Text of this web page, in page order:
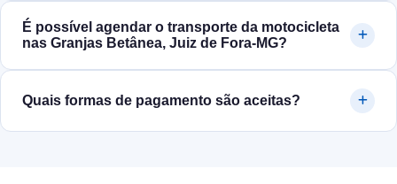
É possível agendar o transporte da motocicleta
nas Granjas Betânea, Juiz de Fora‑MG?
Quais formas de pagamento são aceitas?